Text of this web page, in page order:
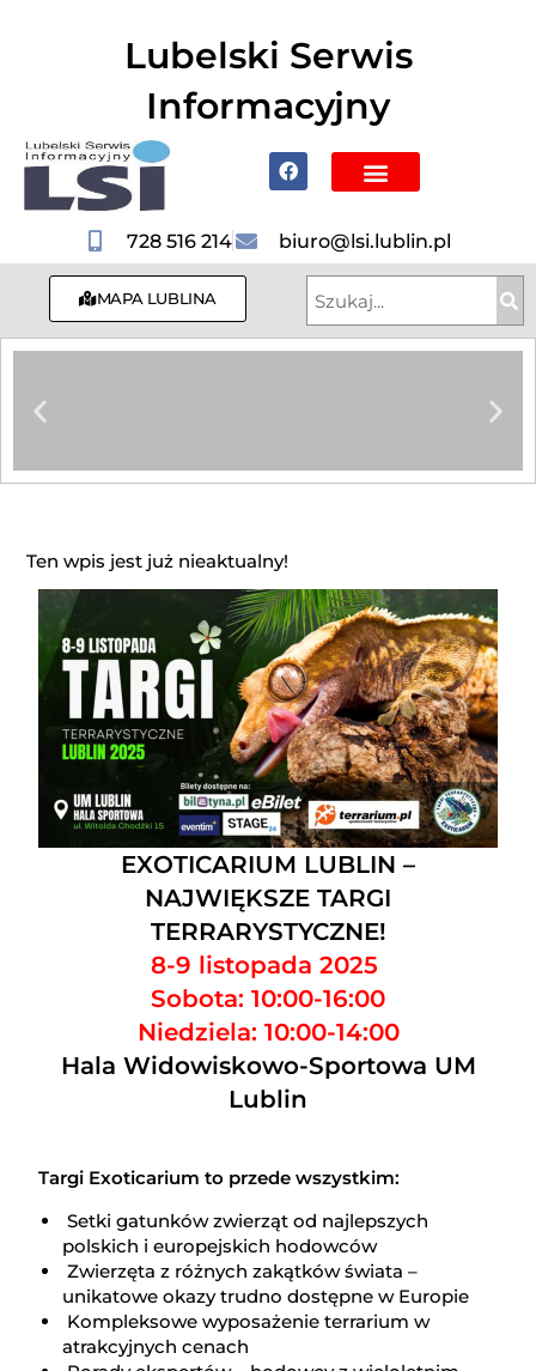
Lubelski Serwis
Informacyjny
728 516 214 biuro@lsi.lublin.pl
MAPA LUBLINA
Ten wpis jest już nieaktualny!
EXOTICARIUM LUBLIN –
NAJWIĘKSZE TARGI
TERRARYSTYCZNE!
8-9 listopada 2025
Sobota: 10:00-16:00
Niedziela: 10:00-14:00
Hala Widowiskowo-Sportowa UM
Lublin
Targi Exoticarium to przede wszystkim:
Setki gatunków zwierząt od najlepszych
polskich i europejskich hodowców
Zwierzęta z różnych zakątków świata –
unikatowe okazy trudno dostępne w Europie
Kompleksowe wyposażenie terrarium w
atrakcyjnych cenach